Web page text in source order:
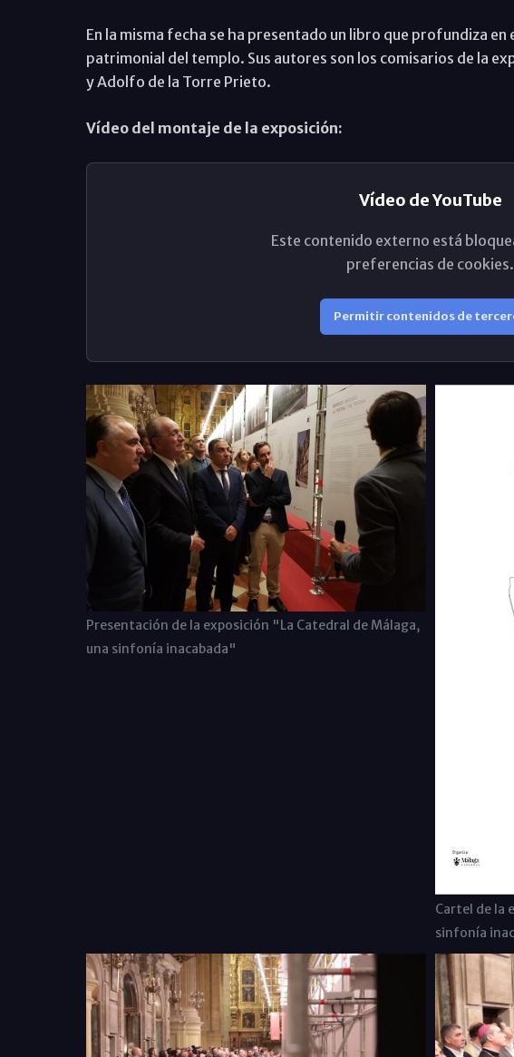
En la misma fecha se ha presentado un libro que profundiza
patrimonial del templo. Sus autores son los comisarios de la
y Adolfo de la Torre Prieto.
Vídeo del montaje de la exposición:
Vídeo de YouTube
Este contenido externo está
preferencias de cookies.
Permitir contenidos de
Presentación de la exposición "La Catedral de Málaga,
una sinfonía inacabada"
Cartel de la
sinfonía